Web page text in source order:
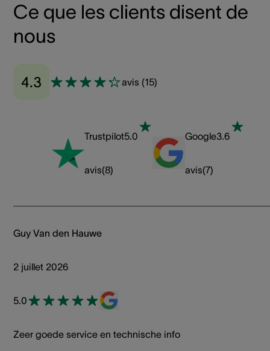
Ce que les clients disent de
nous
4.3 avis (15)
Trustpilot5.0
avis(8)
Google3.6
avis(7)
Guy Van den Hauwe
2 juillet 2026
5.0
Zeer goede service en technische info